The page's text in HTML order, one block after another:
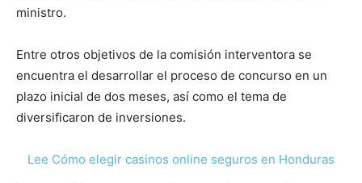
ministro.
Entre otros objetivos de la comisión interventora se
encuentra el desarrollar el proceso de concurso en un
plazo inicial de dos meses, así como el tema de
diversificaron de inversiones.
Lee Cómo elegir casinos online seguros en Honduras